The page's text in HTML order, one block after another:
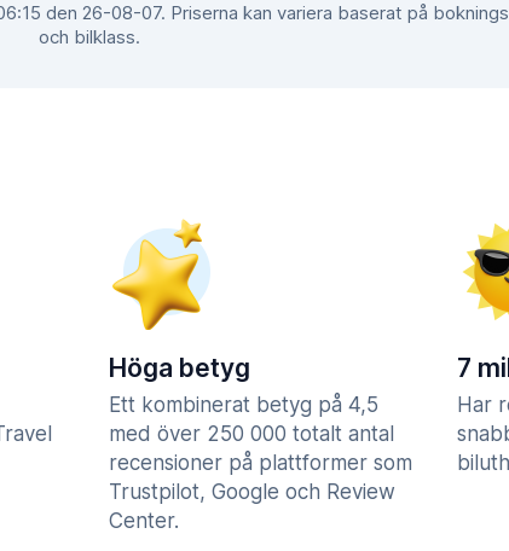
den 26-08-07. Priserna kan variera baserat på
och bilklass.
Höga betyg
Ett kombinerat betyg på 4,5
med över 250 000 totalt antal
recensioner på plattformer som
Trustpilot, Google och Review
Center.
7
Har